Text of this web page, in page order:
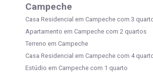
Campeche
Casa Residencial em Campeche com 3
Apartamento em Campeche com 2 quartos
Terreno em Campeche
Casa Residencial em Campeche com 4
Estúdio em Campeche com 1 quarto